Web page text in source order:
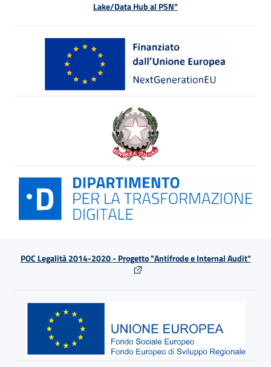
Lake/Data Hub al PSN"
POC Legalità 2014-2020 - Progetto "Antifrode e Internal Audit"